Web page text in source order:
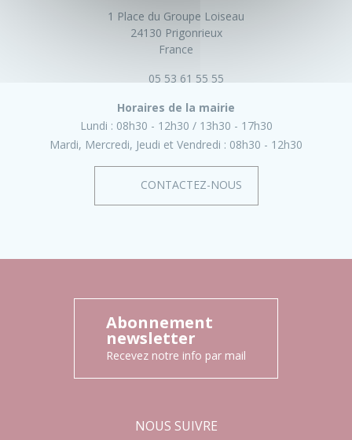
1 Place du Groupe Loiseau
24130 Prigonrieux
France
05 53 61 55 55
Horaires de la mairie
Lundi : 08h30 - 12h30
13h30 - 17h30
Mardi, Mercredi, Jeudi et Vendredi : 08h30 - 12h30
CONTACTEZ-NOUS
Abonnement
newsletter
Recevez notre info par mail
NOUS SUIVRE